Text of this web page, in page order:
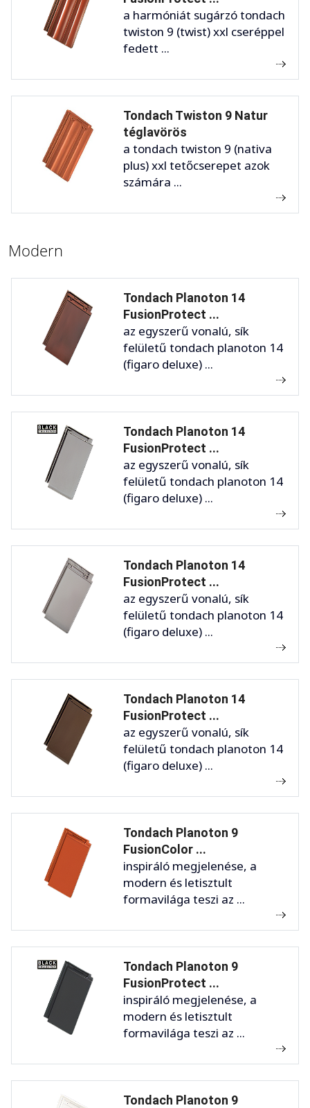
a harmóniát sugárzó tondach
twiston 9 (twist) xxl cseréppel
fedett ...
Tondach Twiston 9 Natur
téglavörös
a tondach twiston 9 (nativa
plus) xxl tetőcserepet azok
számára ...
Modern
Tondach Planoton 14
FusionProtect ...
az egyszerű vonalú, sík
felületű tondach planoton 14
(figaro deluxe) ...
Tondach Planoton 14
FusionProtect ...
az egyszerű vonalú, sík
felületű tondach planoton 14
(figaro deluxe) ...
Tondach Planoton 14
FusionProtect ...
az egyszerű vonalú, sík
felületű tondach planoton 14
(figaro deluxe) ...
Tondach Planoton 14
FusionProtect ...
az egyszerű vonalú, sík
felületű tondach planoton 14
(figaro deluxe) ...
Tondach Planoton 9
FusionColor ...
inspiráló megjelenése, a
modern és letisztult
formavilága teszi az ...
Tondach Planoton 9
FusionProtect ...
inspiráló megjelenése, a
modern és letisztult
formavilága teszi az ...
Tondach Planoton 9